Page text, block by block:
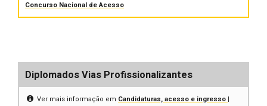
Concurso Nacional de Acesso
Diplomados Vias Profissionalizantes
Ver mais informação em Candidaturas, acesso e ingresso |